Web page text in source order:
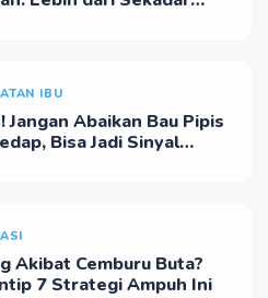
IBU
Jangan Abaikan Bau Pipis
Bisa Jadi Sinyal
Akibat Cemburu Buta?
7 Strategi Ampuh Ini